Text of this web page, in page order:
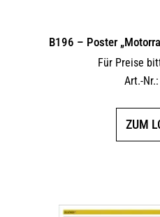
B196 – Poster
Für Preise
Art.-
ZUM